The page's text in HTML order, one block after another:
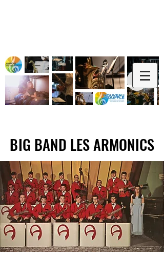
BIG BAND LES ARMONICS
BIG BAND LES ARMONICS